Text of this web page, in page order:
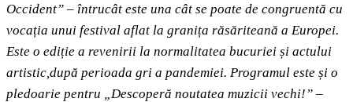
Occident” – întrucât este una cât se poate de congruentă cu
vocația unui festival aflat la granița răsăriteană a Europei.
Este o ediție a revenirii la normalitatea bucuriei și actului
artistic,după perioada gri a pandemiei. Programul este și o
pledoarie pentru „Descoperă noutatea muzicii vechi!” –